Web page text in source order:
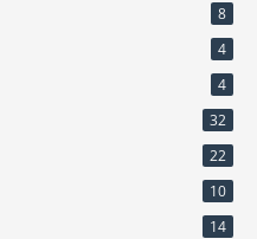
8
4
4
32
22
10
14